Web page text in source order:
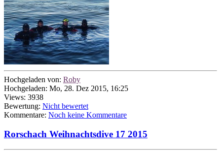
Hochgeladen von: Roby
Hochgeladen: Mo, 28. Dez 2015, 16:25
Views: 3938
Bewertung: Nicht bewertet
Kommentare: Noch keine Kommentare
Rorschach Weihnachtsdive 17 2015